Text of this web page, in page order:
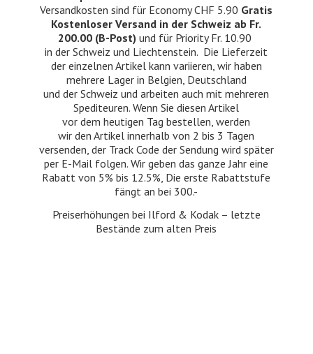
Versandkosten sind für Economy CHF 5.90 Gratis
Kostenloser Versand in der Schweiz ab Fr.
200.00 (B-Post) und für Priority Fr. 10.90
in der Schweiz und Liechtenstein. Die Lieferzeit
der einzelnen Artikel kann variieren, wir haben
mehrere Lager in Belgien, Deutschland
und der Schweiz und arbeiten auch mit mehreren
Spediteuren. Wenn Sie diesen Artikel
vor dem heutigen Tag bestellen, werden
wir den Artikel innerhalb von 2 bis 3 Tagen
versenden, der Track Code der Sendung wird später
per E-Mail folgen. Wir geben das ganze Jahr eine
Rabatt von 5% bis 12.5%, Die erste Rabattstufe
fängt an bei 300.-
Preiserhöhungen bei Ilford & Kodak – letzte
Bestände zumalten Preis